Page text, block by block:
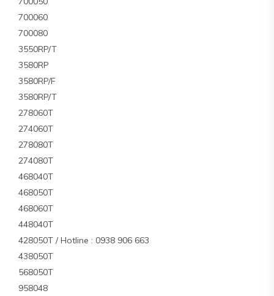
700060
700080
3550RP/T
3580RP
3580RP/F
3580RP/T
278060T
274060T
278080T
274080T
468040T
468050T
468060T
448040T
428050T / Hotline : 0938 906 663
438050T
568050T
958048